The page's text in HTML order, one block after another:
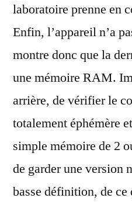
laboratoire prenne en
Enfin, l’appareil n’a
montre donc que la
une mémoire RAM.
arrière, de vérifier le
totalement éphémère
simple mémoire de 2
de garder une version
basse définition, de ce